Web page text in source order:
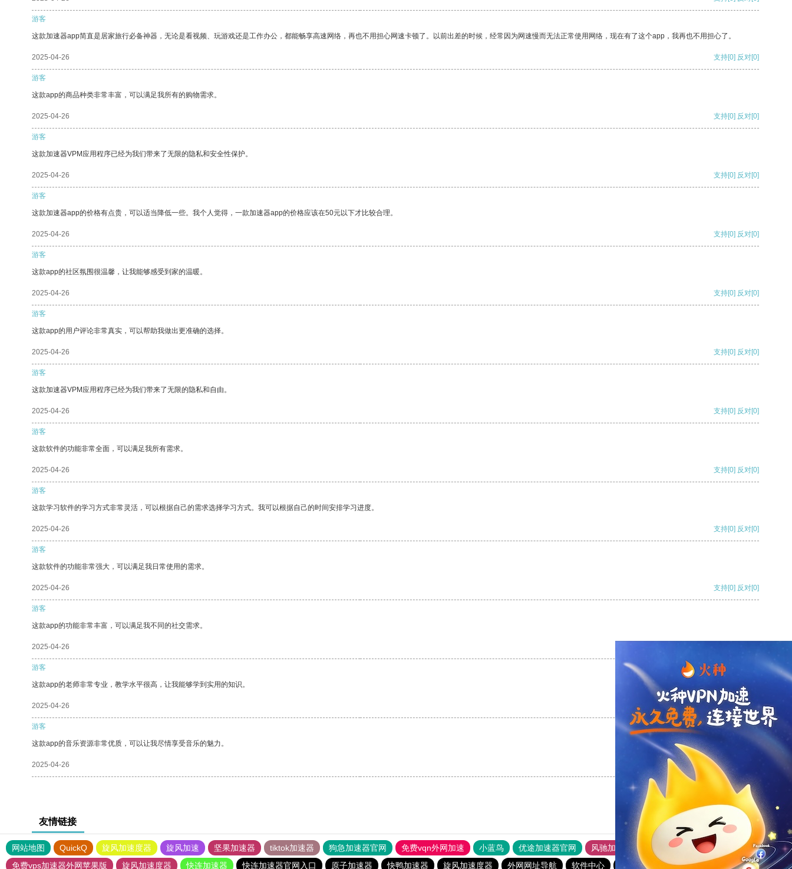
游客
这款加速器app简直是居家旅行必备神器，无论是看视频、玩游戏还是工作办公，都能畅享高速网络，再也不用担心网速卡顿了。以前出差的时候，经常因为网速慢而无法正常使用网络，现在有了这个app，我再也不用担心了。
2025-04-26 支持[0] 反对[0]
游客
这款app的商品种类非常丰富，可以满足我所有的购物需求。
2025-04-26 支持[0] 反对[0]
游客
这款加速器VPM应用程序已经为我们带来了无限的隐私和安全性保护。
2025-04-26 支持[0] 反对[0]
游客
这款加速器app的价格有点贵，可以适当降低一些。我个人觉得，一款加速器app的价格应该在50元以下才比较合理。
2025-04-26 支持[0] 反对[0]
游客
这款app的社区氛围很温馨，让我能够感受到家的温暖。
2025-04-26 支持[0] 反对[0]
游客
这款app的用户评论非常真实，可以帮助我做出更准确的选择。
2025-04-26 支持[0] 反对[0]
游客
这款加速器VPM应用程序已经为我们带来了无限的隐私和自由。
2025-04-26 支持[0] 反对[0]
游客
这款软件的功能非常全面，可以满足我所有需求。
2025-04-26 支持[0] 反对[0]
游客
这款学习软件的学习方式非常灵活，可以根据自己的需求选择学习方式。我可以根据自己的时间安排学习进度。
2025-04-26 支持[0] 反对[0]
游客
这款软件的功能非常强大，可以满足我日常使用的需求。
2025-04-26 支持[0] 反对[0]
游客
这款app的功能非常丰富，可以满足我不同的社交需求。
2025-04-26
游客
这款app的老师非常专业，教学水平很高，让我能够学到实用的知识。
2025-04-26 支持 [0] 反对 [0]
游客
这款app的音乐资源非常优质，可以让我尽情享受音乐的魅力。
2025-04-26 支持
友情链接
网站地图 QuickQ 旋风加速度器 旋风加速 坚果加速器 tiktok加速器 狗急加速器官网 免费vqn外网加速 小蓝鸟 优途加速器官网 风驰加速器
旋风加速器
免费vps加速器外网苹果版
旋风加速度器 快连加速器 快连加速器官网入口 原子加速器 快鸭加速器 旋风加速度器 外网网址导航 软件中心 雷霆加速 狂飙加速器 哔咔漫画